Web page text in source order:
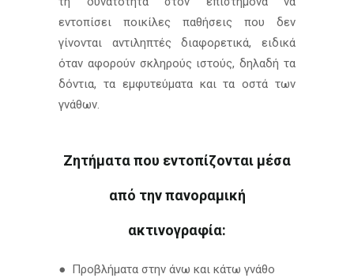
εντοπίσει ποικίλες παθήσεις που δεν
γίνονται αντιληπτές διαφορετικά, ειδικά
όταν αφορούν σκληρούς ιστούς, δηλαδή τα
δόντια, τα εμφυτεύματα και τα οστά των
γνάθων.
Ζητήματα που εντοπίζονται μέσα
από την πανοραμική
ακτινογραφία:
● Προβλήματα στην άνω και κάτω γνάθο